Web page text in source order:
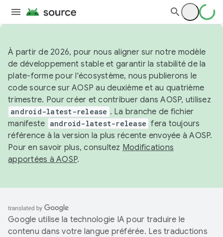
À partir de 2026, pour nous aligner sur notre modèle
de développement stable et garantir la stabilité de la
plate-forme pour l'écosystème, nous publierons le
code source sur AOSP au deuxième et au quatrième
trimestre. Pour créer et contribuer dans AOSP, utilisez
android-latest-release . La branche de fichier
manifeste android-latest-release fera toujours
référence à la version la plus récente envoyée à AOSP.
Pour en savoir plus, consultez Modifications
apportées à AOSP.
Google utilise la technologie IA pour traduire le
contenu dans votre langue préférée. Les traductions